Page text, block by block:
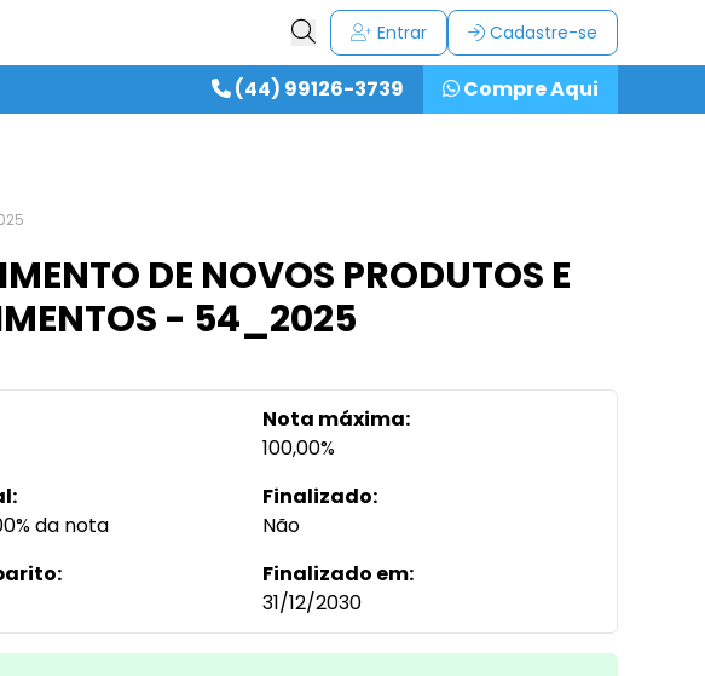
Entrar Cadastre-se
(44) 99126-3739 Compre Aqui
DE NOVOS PRODUTOS E
- 54_2025
Nota máxima:
100,00%
da nota
Finalizado:
Não
Finalizado em:
31/12/2030